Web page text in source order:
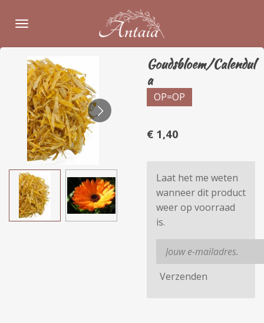
direct
hoofdinhoud
Goudsbloem/Calendul
a
OP=OP
€ 1,40
Laat het me weten
wanneer dit product
weer op voorraad
is.
Verzenden